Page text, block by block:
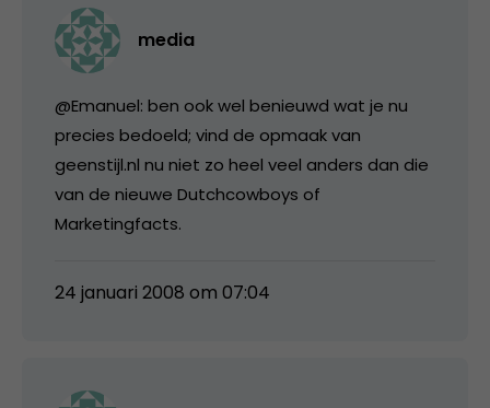
media
@Emanuel: ben ook wel benieuwd wat je nu
precies bedoeld; vind de opmaak van
geenstijl.nl nu niet zo heel veel anders dan die
van de nieuwe Dutchcowboys of
Marketingfacts.
24 januari 2008 om 07:04